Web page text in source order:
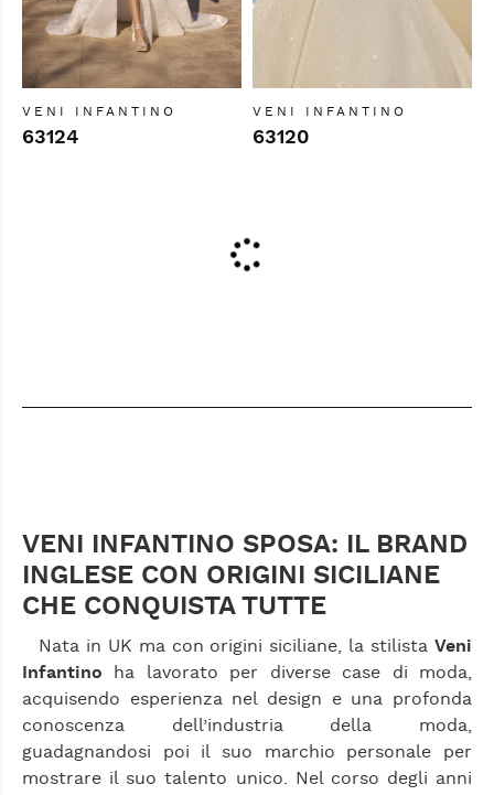
VENI INFANTINO
63124
VENI INFANTINO
63120
VENI INFANTINO SPOSA: IL BRAND
INGLESE CON ORIGINI SICILIANE
CHE CONQUISTA TUTTE
Nata in UK ma con origini siciliane, la stilista Veni
Infantino ha lavorato per diverse case di moda,
acquisendo esperienza nel design e una profonda
conoscenza dell’industria della moda,
guadagnandosi poi il suo marchio personale per
mostrare il suo talento unico. Nel corso degli anni